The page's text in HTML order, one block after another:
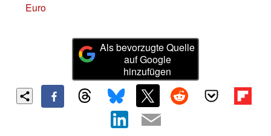
Euro
Als bevorzugte Quelle
auf Google
hinzufügen